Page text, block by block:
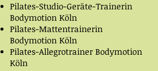
Pilates-Studio-Geräte-Trainerin
Bodymotion Köln
Pilates-Mattentrainerin
Bodymotion Köln
Pilates-Allegrotrainer Bodymotion
Köln